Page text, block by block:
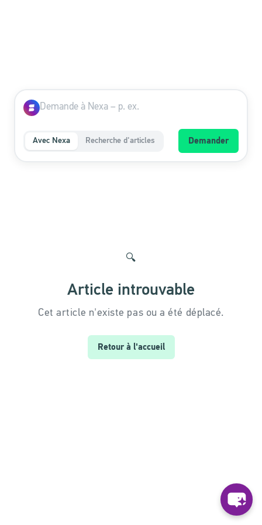
Avec Nexa Recherche d'articles Demander
🔍
Article introuvable
Cet article n'existe pas ou a été déplacé.
Retour à l'accueil